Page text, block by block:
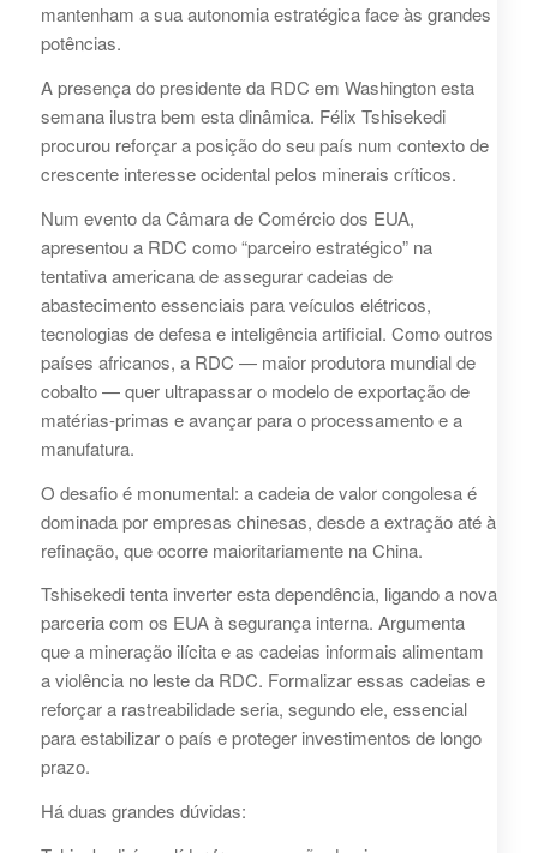
mantenham a sua autonomia estratégica face às grandes
potências.
A presença do presidente da RDC em Washington esta
semana ilustra bem esta dinâmica. Félix Tshisekedi
procurou reforçar a posição do seu país num contexto de
crescente interesse ocidental pelos minerais críticos.
Num evento da Câmara de Comércio dos EUA,
apresentou a RDC como “parceiro estratégico” na
tentativa americana de assegurar cadeias de
abastecimento essenciais para veículos elétricos,
tecnologias de defesa e inteligência artificial. Como outros
países africanos, a RDC — maior produtora mundial de
cobalto — quer ultrapassar o modelo de exportação de
matérias-primas e avançar para o processamento e a
manufatura.
O desafio é monumental: a cadeia de valor congolesa é
dominada por empresas chinesas, desde a extração até à
refinação, que ocorre maioritariamente na China.
Tshisekedi tenta inverter esta dependência, ligando a nova
parceria com os EUA à segurança interna. Argumenta
que a mineração ilícita e as cadeias informais alimentam
a violência no leste da RDC. Formalizar essas cadeias e
reforçar a rastreabilidade seria, segundo ele, essencial
para estabilizar o país e proteger investimentos de longo
prazo.
Há duas grandes dúvidas: